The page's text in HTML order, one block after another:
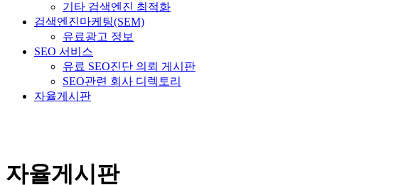
기타 검색엔진 최적화
검색엔진마케팅(SEM)
유료광고 정보
SEO 서비스
유료 SEO진단 의뢰 게시판
SEO관련 회사 디렉토리
자율게시판
자율게시판